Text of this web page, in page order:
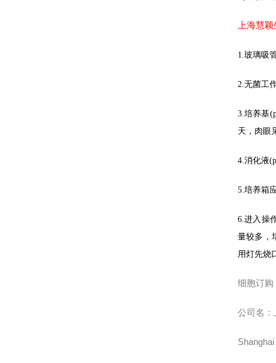
上海慧
1.玻璃吸
2.无菌工
3.培养基
天，肉眼
4.消化液
5.培养箱
6.进入操
量较多，
用灯先烧
细胞订购
公司名：